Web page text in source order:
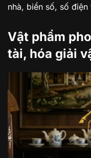
nhà, biển số, số
Vật phẩm
tài, hóa giải